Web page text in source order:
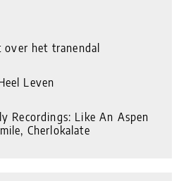
over het tranendal
Leven
Recordings: Like An Aspen
Cherlokalate